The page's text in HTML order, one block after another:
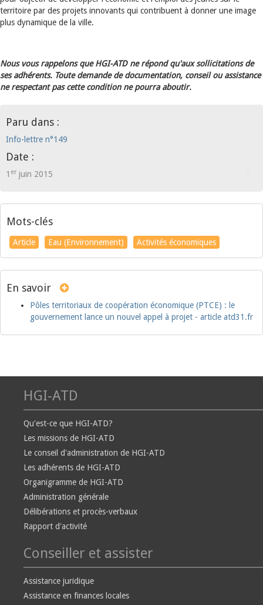
territoire par des projets innovants qui contribuent à donner une image
plus dynamique de la ville.
Nous vous rappelons que HGI-ATD ne répond qu'aux sollicitations de
ses adhérents. Toute demande de documentation, conseil ou assistance
ne respectant pas cette condition ne pourra aboutir.
Paru dans :
Info-lettre n°149
Date :
1 er juin 2015
Mots-clés
Article Eau (Environnement) Activités économiques
En savoir
Pôles territoriaux de coopération économique (PTCE) : le
gouvernement lance un nouvel appel à projet - article atd31.fr
HGI-ATD
Qu'est-ce que HGI-ATD?
Les missions de HGI-ATD
Le conseil d'administration de HGI-ATD
Les adhérents de HGI-ATD
Organigramme de HGI-ATD
Administration générale
Délibérations et procès-verbaux
Rapport d'activité
Conseiller et assister
Assistance juridique
Assistance en finances locales